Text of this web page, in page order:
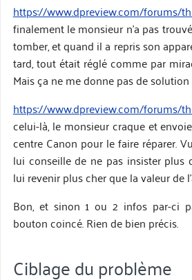
https://www.dpreview.com/forums/
finalement le monsieur n’a pas
tomber, et quand il a repris son
tard, tout était réglé comme par
Mais ça ne me donne pas de
https://www.dpreview.com/forums/
celui-là, le monsieur craque et
centre Canon pour le faire réparer.
lui conseille de ne pas insister plus
lui revenir plus cher que la valeur de
Bon, et sinon 1 ou 2 infos par-ci
bouton coincé. Rien de bien précis.
Ciblage du problème